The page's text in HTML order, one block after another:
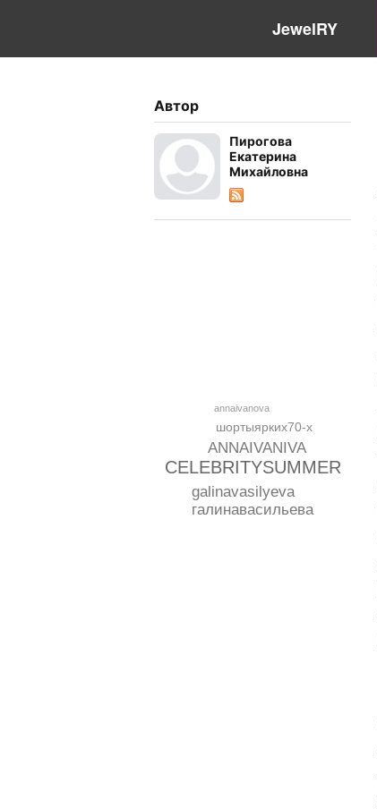
JewelRY
Автор
Пирогова
Екатерина
Михайловна
CELEBRITYSUMMER
galinavasilyeva
галинавасильева
ANNAIVANIVA
шортыярких70-х
annaivanova